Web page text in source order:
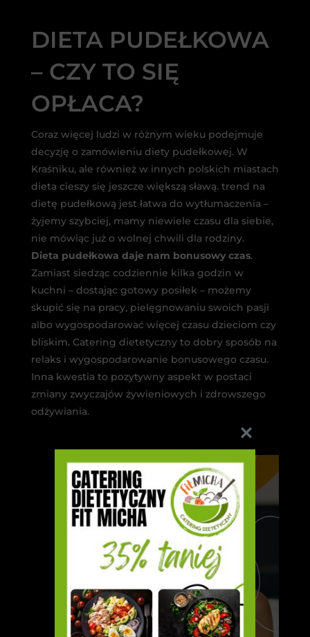
DIETA PUDEŁKOWA
– CZY TO SIĘ
OPŁACA?
Coraz więcej ludzi w różnym wieku podejmuje
decyzję o zamówieniu diety pudełkowej. W
Kraśniku, ale również w innych polskich miastach
dieta cieszy się jeszcze większą sławą. trend na
dietę pudełkową jest łatwa do wytłumaczenia –
żyjemy szybciej, mamy niewiele czasu dla siebie,
nie mówiąc już o wolnej chwili dla rodziny.
Dieta pudełkowa daje nam bonusowy czas.
Zamiast siedząc codziennie kilka godzin w
kuchni – dostając gotowy posiłek – możemy
skupić się na pracy, pielęgnowaniu swoich pasji
albo wygospodarować więcej czasu dzieciom czy
bliskim. Catering dietetyczny to dobry sposób na
relaks i wygospodarowanie bonusowego czasu.
Inna kwestia to pozytywny aspekt w postaci
zmiany zwyczajów żywieniowych i zdrowszego
odżywiania.